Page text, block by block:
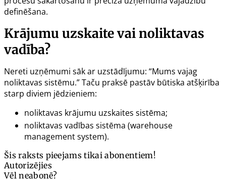
definēšana.
Krājumu uzskaite vai noliktavas
vadība?
Nereti uzņēmumi sāk ar uzstādījumu: “Mums vajag
noliktavas sistēmu.” Taču praksē pastāv būtiska atšķirība
starp diviem jēdzieniem:
noliktavas krājumu uzskaites sistēma;
noliktavas vadības sistēma (warehouse
management system).
Šis raksts pieejams tikai abonentiem!
Autorizējies
Vēl neabonē?